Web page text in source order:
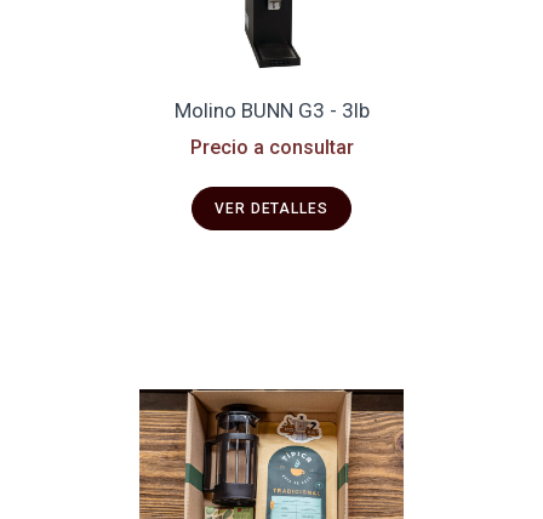
Molino BUNN G3 - 3lb
Precio a consultar
VER DETALLES